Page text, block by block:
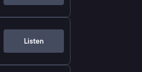
Listen